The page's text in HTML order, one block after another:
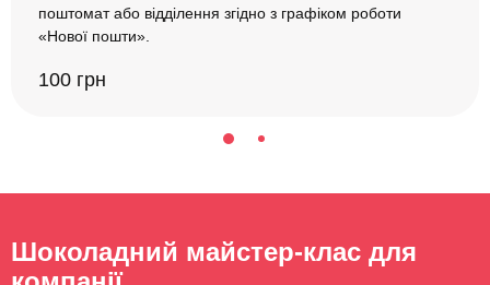
поштомат або відділення згідно з графіком роботи
«Нової пошти».
100 грн
Шоколадний майстер-клас для